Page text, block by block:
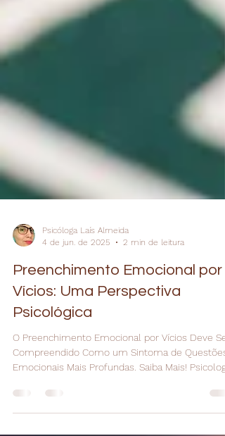
4 de jun. de 2025
2 min de leitura
Preenchimento Emocional por
Vícios: Uma Perspectiva
Psicológica
O Preenchimento Emocional por Vícios Deve Ser
Emocionais Mais Profundas. Saiba Mais!
Viva Zen !